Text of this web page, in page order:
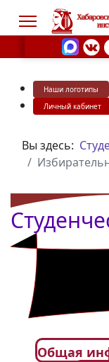
Наши логотипы
Личный кабинет
Вы здесь:
Общая